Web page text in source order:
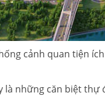
cảnh quan tiện
là những căn biệt thự